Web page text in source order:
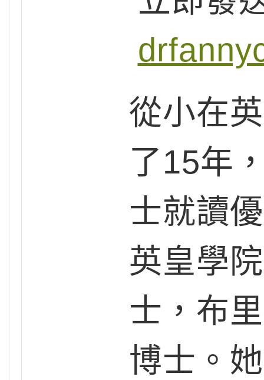
從小在
了15年
士就讀
英皇學
士，布
博士。